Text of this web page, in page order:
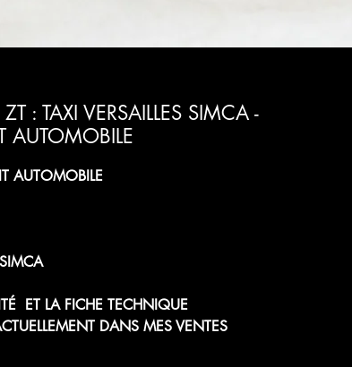
: TAXI VERSAILLES SIMCA -
AUTOMOBILE
AUTOMOBILE
ET LA FICHE TECHNIQUE
DANS MES VENTES